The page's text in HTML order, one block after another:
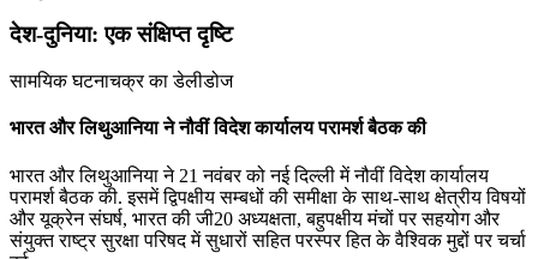
देश-दुनिया: एक संक्षिप्त दृष्टि
सामयिक घटनाचक्र का डेलीडोज
भारत और लिथुआनिया ने नौवीं विदेश कार्यालय परामर्श बैठक की
भारत और लिथुआनिया ने 21 नवंबर को नई दिल्ली में नौवीं विदेश कार्यालय
परामर्श बैठक की. इसमें द्विपक्षीय सम्‍बधों की समीक्षा के साथ-साथ क्षेत्रीय विषयों
और यूक्रेन संघर्ष, भारत की जी20 अध्यक्षता, बहुपक्षीय मंचों पर सहयोग और
संयुक्त राष्ट्र सुरक्षा परिषद में सुधारों सहित परस्पर हित के वैश्विक मुद्दों पर चर्चा